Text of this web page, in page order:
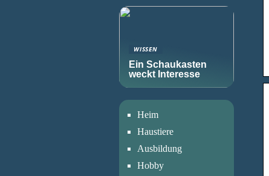
WISSEN
Ein Schaukasten
weckt Interesse
Heim
Haustiere
Ausbildung
Hobby